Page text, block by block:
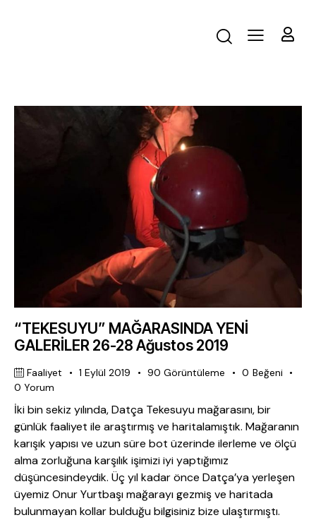
“TEKESUYU” MAĞARASINDA YENİ
GALERİLER 26-28 Ağustos 2019
Faaliyet 1 Eylül 2019 90 Görüntüleme 0 Beğeni
0 Yorum
İki bin sekiz yılında, Datça Tekesuyu mağarasını, bir
günlük faaliyet ile araştırmış ve haritalamıştık. Mağaranın
karışık yapısı ve uzun süre bot üzerinde ilerleme ve ölçü
alma zorluğuna karşılık işimizi iyi yaptığımız
düşüncesindeydik. Üç yıl kadar önce Datça’ya yerleşen
üyemiz Onur Yurtbaşı mağarayı gezmiş ve haritada
bulunmayan kollar bulduğu bilgisiniz bize ulaştırmıştı.